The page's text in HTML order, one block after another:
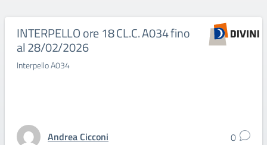
INTERPELLO ore 18 CL.C. A034 fino
al 28/02/2026
Interpello A034
Andrea Cicconi 0